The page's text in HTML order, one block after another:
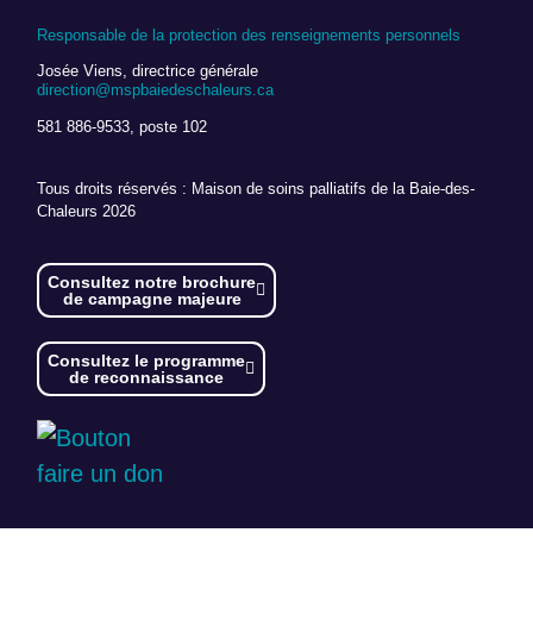
Responsable de la protection des renseignements personnels
Josée Viens, directrice générale
direction@mspbaiedeschaleurs.ca
581 886-9533, poste 102
Tous droits réservés : Maison de soins palliatifs de la Baie-des-
Chaleurs 2026
Consultez notre brochure
de campagne majeure
Consultez le programme
de reconnaissance